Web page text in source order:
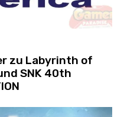
zu Labyrinth of
SNK 40th